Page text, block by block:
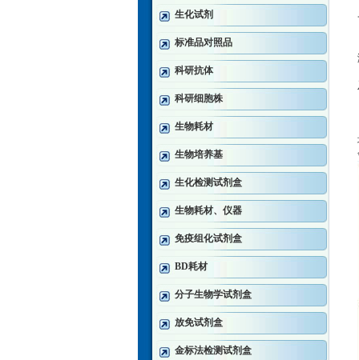
生化试剂
标准品对照品
科研抗体
科研细胞株
生物耗材
生物培养基
生化检测试剂盒
生物耗材、仪器
免疫组化试剂盒
BD耗材
分子生物学试剂盒
放免试剂盒
金标法检测试剂盒